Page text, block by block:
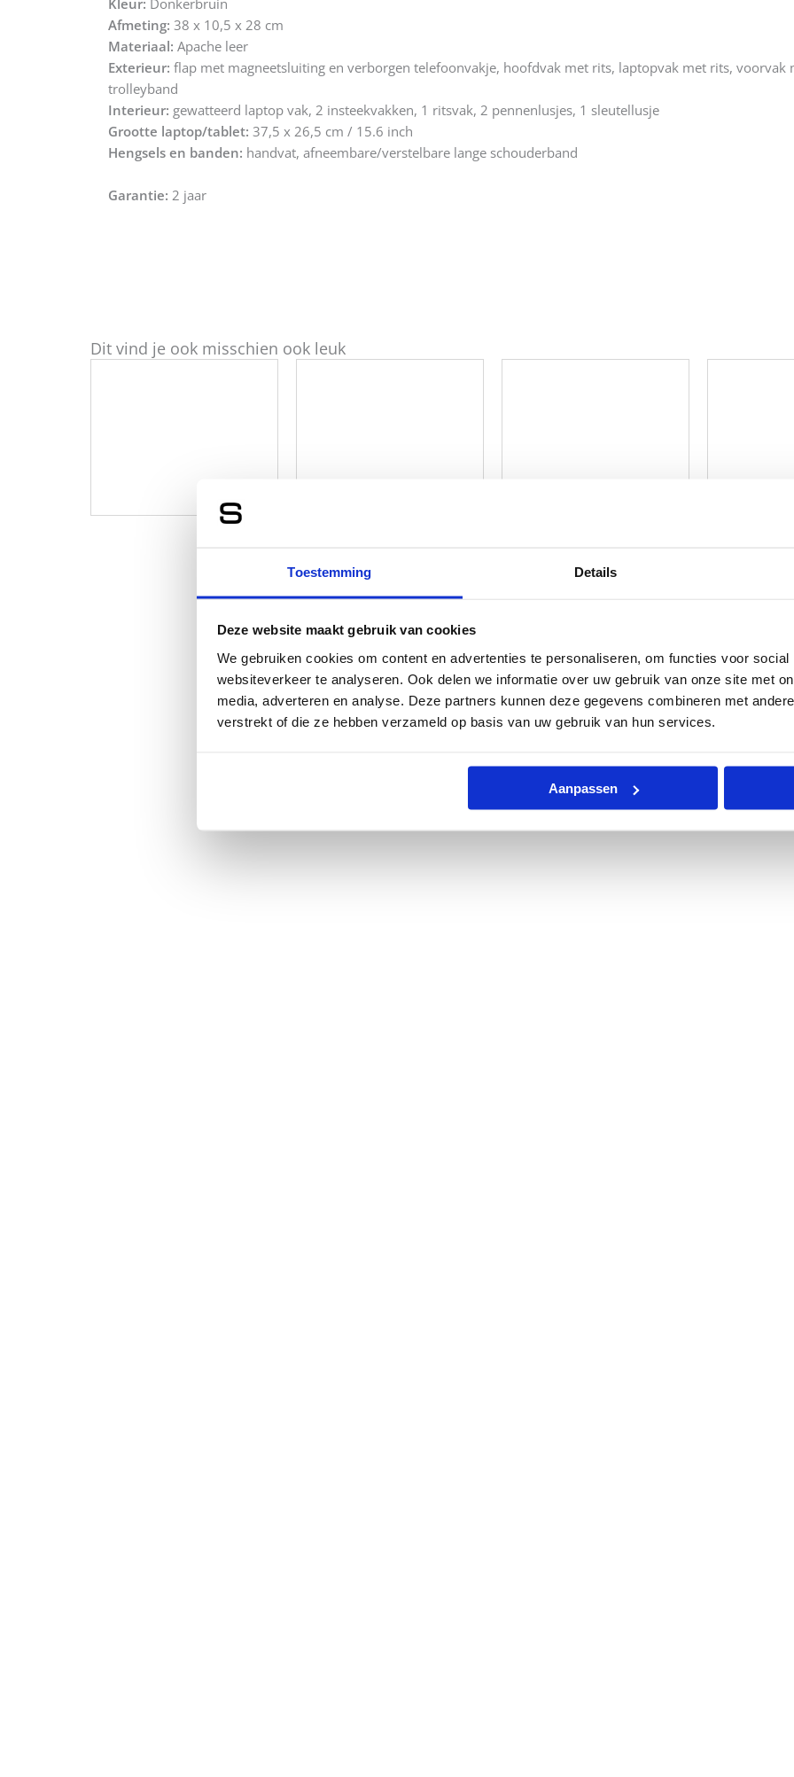
Toestemming Details
Deze website maakt gebruik van cookies
We gebruiken cookies om content en advertenties te personaliseren, om functies voor
websiteverkeer te analyseren. Ook delen we informatie over uw gebruik van onze site met
media, adverteren en analyse. Deze partners kunnen deze gegevens combineren met
verstrekt of die ze hebben verzameld op basis van uw gebruik van hun services.
Aanpassen
Kleur: Donkerbruin
Afmeting: 38 x 10,5 x 28 cm
Materiaal: Apache leer
Exterieur: flap met magneetsluiting en verborgen telefoonvakje, hoofdvak met rits, laptopvak met rits, voorvak
trolleyband
Interieur: gewatteerd laptop vak, 2 insteekvakken, 1 ritsvak, 2 pennenlusjes, 1 sleutellusje
Grootte laptop/tablet: 37,5 x 26,5 cm / 15.6 inch
Hengsels en banden: handvat, afneembare/verstelbare lange schouderband
Garantie: 2 jaar
Dit vind je ook misschien ook leuk